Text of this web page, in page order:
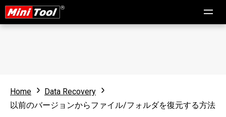
Home
Data Recovery
以前のバージョンからファイル/フォルダを復元する方法